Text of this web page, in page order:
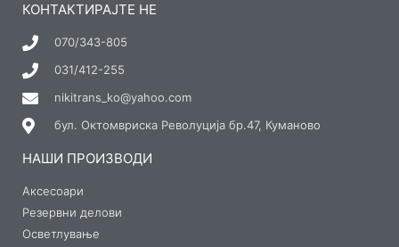
КОНТАКТИРАЈТЕ НЕ
070/343-805
031/412-255
nikitrans_ko@yahoo.com
бул. Октомвриска Револуција бр.47, Куманово
НАШИ ПРОИЗВОДИ
Аксесоари
Резервни делови
Осветлување